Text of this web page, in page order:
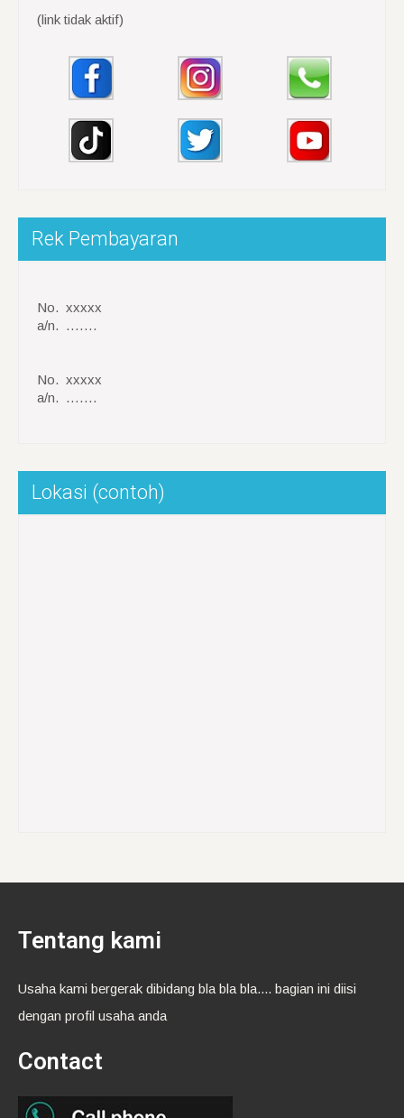
(link tidak aktif)
Rek Pembayaran
No. xxxxx
a/n. …….
No. xxxxx
a/n. …….
Lokasi (contoh)
Tentang kami
Usaha kami bergerak dibidang bla bla bla.... bagian ini diisi
dengan profil usaha anda
Contact